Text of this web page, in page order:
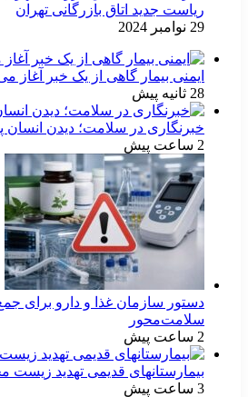
ریاست جدید اتاق بازرگانی تهران
29 نوامبر 2024
ایمنی بیمار گاهی از یک خبر آغاز
28 ثانیه پیش
خبرنگاری در سلامت؛ دیدن انسان
2 ساعت پیش
سلامت‌محور
2 ساعت پیش
بیمارستانهای قدیمی تهدید
3 ساعت پیش